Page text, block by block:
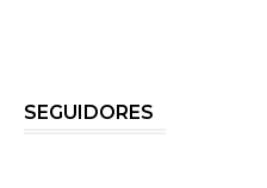
SEGUIDORES